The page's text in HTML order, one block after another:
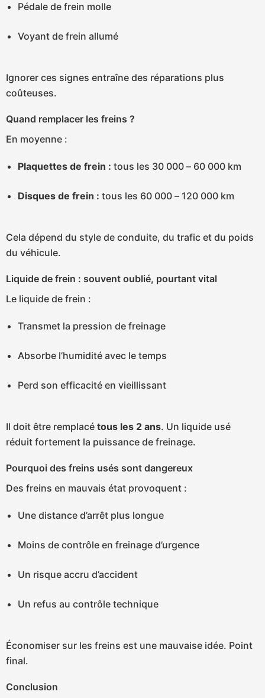
Pédale de frein molle
Voyant de frein allumé
Ignorer ces signes entraîne des réparations plus
coûteuses.
Quand remplacer les freins ?
En moyenne :
Plaquettes de frein : tous les 30 000 – 60 000 km
Disques de frein : tous les 60 000 – 120 000 km
Cela dépend du style de conduite, du trafic et du poids
du véhicule.
Liquide de frein : souvent oublié, pourtant vital
Le liquide de frein :
Transmet la pression de freinage
Absorbe l’humidité avec le temps
Perd son efficacité en vieillissant
Il doit être remplacé tous les 2 ans. Un liquide usé
réduit fortement la puissance de freinage.
Pourquoi des freins usés sont dangereux
Des freins en mauvais état provoquent :
Une distance d’arrêt plus longue
Moins de contrôle en freinage d’urgence
Un risque accru d’accident
Un refus au contrôle technique
Économiser sur les freins est une mauvaise idée. Point
final.
Conclusion